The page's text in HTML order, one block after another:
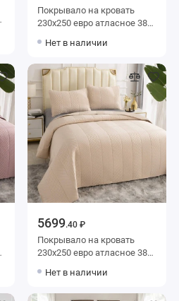
Покрывало на кровать
230х250 евро атласное 380
Нет в наличии
5699.40 ₽
Покрывало на кровать
230х250 евро атласное 380
Нет в наличии